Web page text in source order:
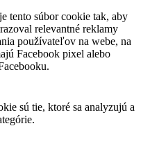
tento súbor cookie tak, aby
relevantné reklamy
používateľov na webe, na
Facebook pixel alebo
sú tie, ktoré sa analyzujú a